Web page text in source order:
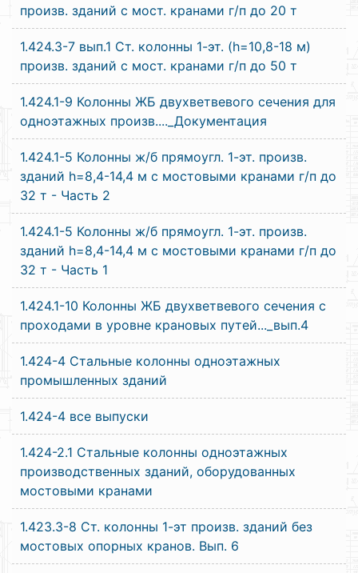
произв. зданий с мост. кранами г/п до 20 т
1.424.3-7 вып.1 Ст. колонны 1-эт. (h=10,8-18 м)
произв. зданий с мост. кранами г/п до 50 т
1.424.1-9 Колонны ЖБ двухветвевого сечения для
одноэтажных произв...._Документация
1.424.1-5 Колонны ж/б прямоугл. 1-эт. произв.
зданий h=8,4-14,4 м с мостовыми кранами г/п до
32 т - Часть 2
1.424.1-5 Колонны ж/б прямоугл. 1-эт. произв.
зданий h=8,4-14,4 м с мостовыми кранами г/п до
32 т - Часть 1
1.424.1-10 Колонны ЖБ двухветвевого сечения с
проходами в уровне крановых путей..._вып.4
1.424-4 Стальные колонны одноэтажных
промышленных зданий
1.424-4 все выпуски
1.424-2.1 Стальные колонны одноэтажных
производственных зданий, оборудованных
мостовыми кранами
1.423.3-8 Ст. колонны 1-эт произв. зданий без
мостовых опорных кранов. Вып. 6